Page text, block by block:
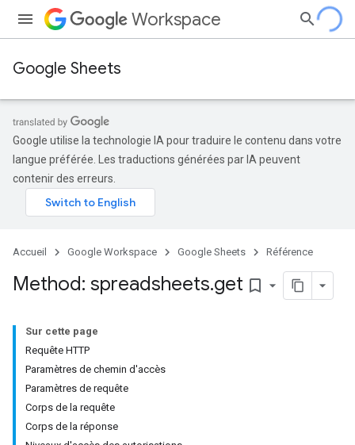
Workspace
Google Sheets
Google utilise la technologie IA pour traduire le contenu dans votre
langue préférée. Les traductions générées par IA peuvent
contenir des erreurs.
Accueil Google Workspace Google Sheets Référence
Method: spreadsheets.get bookmark_border
Sur cette page
Requête HTTP
Paramètres de chemin d'accès
Paramètres de requête
Corps de la requête
Corps de la réponse